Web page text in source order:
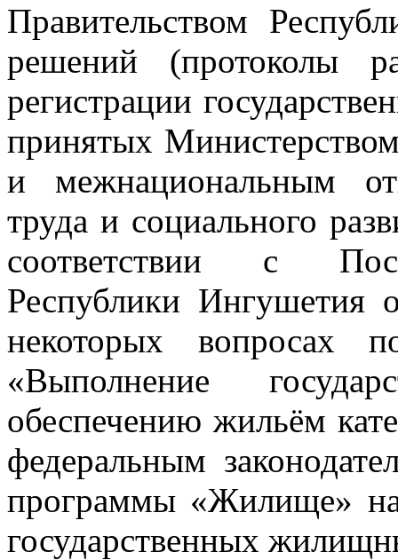
Правительством
решений (протоколы
регистрации
принятых
и межнациональным
труда и социального
соответствии с
Республики
некоторых вопросах
«Выполнение
обеспечению жильём
федеральным
программы «Жилище»
государственных